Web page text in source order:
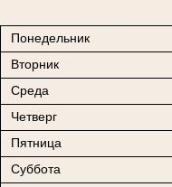
Понедельник
Вторник
Среда
Четверг
Пятница
Суббота